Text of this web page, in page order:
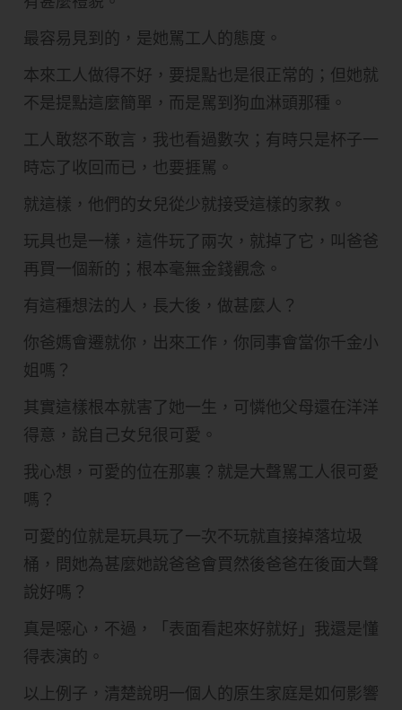
最容易見到的，是她駡工人的態度。
本來工人做得不好，要提點也是很正常的；但她就
不是提點這麼簡單，而是駡到狗血淋頭那種。
工人敢怒不敢言，我也看過數次；有時只是杯子一
時忘了收回而已，也要捱駡。
就這樣，他們的女兒從少就接受這樣的家教。
玩具也是一樣，這件玩了兩次，就掉了它，叫爸爸
再買一個新的；根本毫無金錢觀念。
有這種想法的人，長大後，做甚麼人？
你爸媽會遷就你，出來工作，你同事會當你千金小
姐嗎？
其實這樣根本就害了她一生，可憐他父母還在洋洋
得意，說自己女兒很可愛。
我心想，可愛的位在那裏？就是大聲駡工人很可愛
嗎？
可愛的位就是玩具玩了一次不玩就直接掉落垃圾
桶，問她為甚麼她說爸爸會買然後爸爸在後面大聲
說好嗎？
真是噁心，不過，「表面看起來好就好」我還是懂
得表演的。
以上例子，清楚說明一個人的原生家庭是如何影響